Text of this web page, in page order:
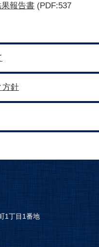
報告書 (PDF:537
方針
1丁目1番地